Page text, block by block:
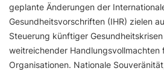
geplante Änderungen der
Gesundheitsvorschriften (IHR) zielen
Steuerung künftiger
weitreichender Handlungsvollmachten
Organisationen. Nationale